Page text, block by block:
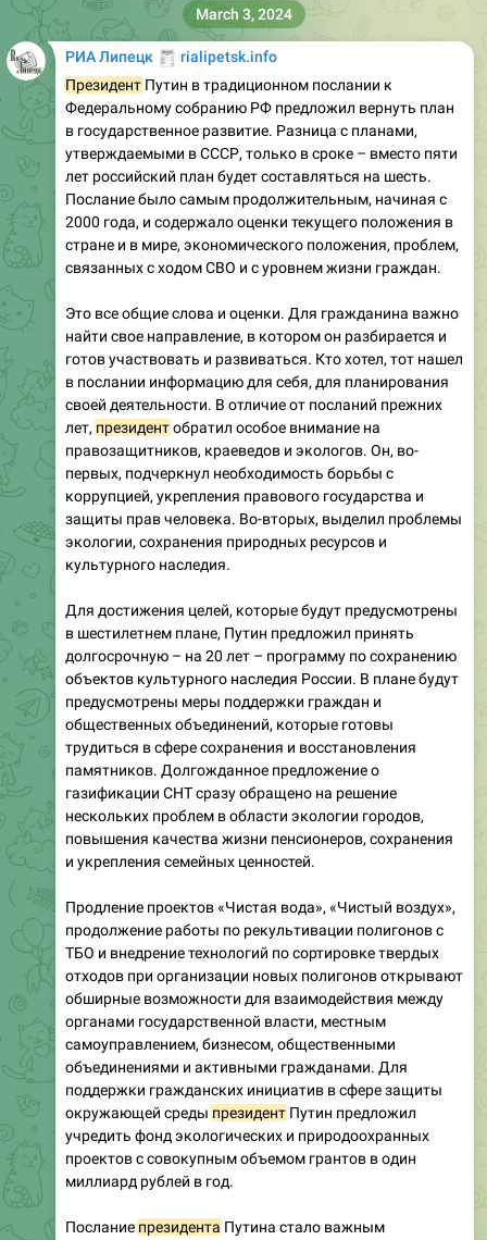
РИА Липецк
🧾rialipetsk.info
Президент Путин в традиционном послании к
Федеральному собранию РФ предложил вернуть план
в государственное развитие. Разница с планами,
утверждаемыми в СССР, только в сроке – вместо пяти
лет российский план будет составляться на шесть.
Послание было самым продолжительным, начиная с
2000 года, и содержало оценки текущего положения в
стране и в мире, экономического положения, проблем,
связанных с ходом СВО и с уровнем жизни граждан.
Это все общие слова и оценки. Для гражданина важно
найти свое направление, в котором он разбирается и
готов участвовать и развиваться. Кто хотел, тот нашел
в послании информацию для себя, для планирования
своей деятельности. В отличие от посланий прежних
лет, президентобратил особое внимание на
правозащитников, краеведов и экологов. Он, во-
первых, подчеркнул необходимость борьбы с
коррупцией, укрепления правового государства и
защиты прав человека. Во-вторых, выделил проблемы
экологии, сохранения природных ресурсов и
культурного наследия.
Для достижения целей, которые будут предусмотрены
в шестилетнем плане, Путин предложил принять
долгосрочную – на 20 лет – программу по сохранению
объектов культурного наследия России. В плане будут
предусмотрены меры поддержки граждан и
общественных объединений, которые готовы
трудиться в сфере сохранения и восстановления
памятников. Долгожданное предложение о
газификации СНТ сразу обращено на решение
нескольких проблем в области экологии городов,
повышения качества жизни пенсионеров, сохранения
и укрепления семейных ценностей.
Продление проектов «Чистая вода», «Чистый воздух»,
продолжение работы по рекультивации полигонов с
ТБО и внедрение технологий по сортировке твердых
отходов при организации новых полигонов открывают
обширные возможности для взаимодействия между
органами государственной власти, местным
самоуправлением, бизнесом, общественными
объединениями и активными гражданами. Для
поддержки гражданских инициатив в сфере защиты
окружающей среды президент Путин предложил
учредить фонд экологических и природоохранных
проектов с совокупным объемом грантов в один
миллиард рублей в год.
Послание президента Путина стало важным
March 3, 2024